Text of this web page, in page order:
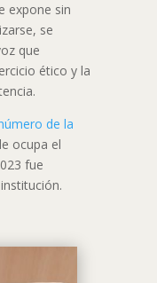
expone sin
se
que
ético y la
de la
ocupa el
fue